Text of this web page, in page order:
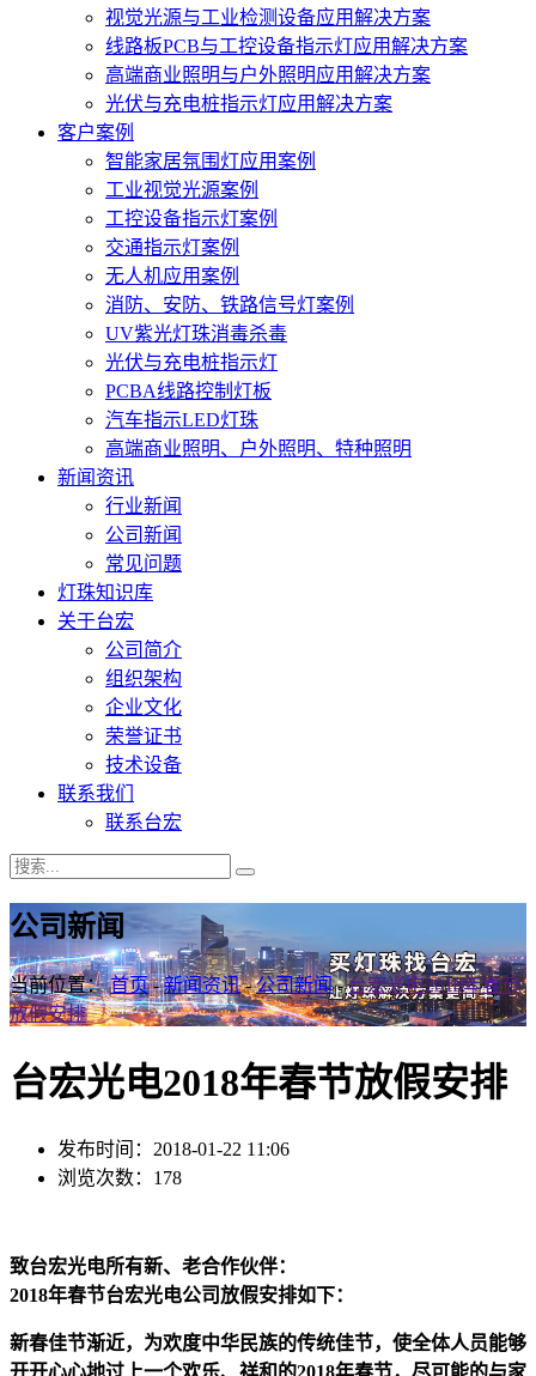
视觉光源与工业检测设备应用解决方案
线路板PCB与工控设备指示灯应用解决方案
高端商业照明与户外照明应用解决方案
光伏与充电桩指示灯应用解决方案
客户案例
智能家居氛围灯应用案例
工业视觉光源案例
工控设备指示灯案例
交通指示灯案例
无人机应用案例
消防、安防、铁路信号灯案例
UV紫光灯珠消毒杀毒
光伏与充电桩指示灯
PCBA线路控制灯板
汽车指示LED灯珠
高端商业照明、户外照明、特种照明
新闻资讯
行业新闻
公司新闻
常见问题
灯珠知识库
关于台宏
公司简介
组织架构
企业文化
荣誉证书
技术设备
联系我们
联系台宏
公司新闻
当前位置：首页-新闻资讯-公司新闻-台宏光电2018年春节
放假安排
台宏光电2018年春节放假安排
发布时间：2018-01-22 11:06
浏览次数：178
致台宏光电所有新、老合作伙伴：
2018年春节台宏光电公司放假安排如下：
新春佳节渐近，为欢度中华民族的传统佳节，使全体人员能够
开开心心地过上一个欢乐、祥和的2018年春节，尽可能的与家